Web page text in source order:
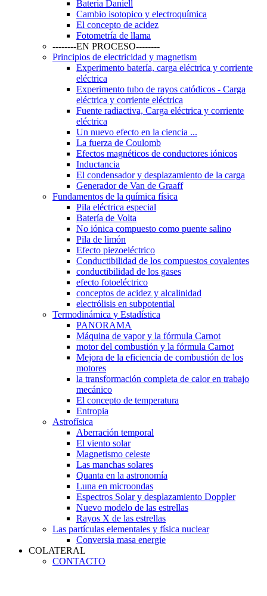
Bateria Daniell
Cambio isotopico y electroquímica
El concepto de acidez
Fotometría de llama
--------EN PROCESO--------
Principios de electricidad y magnetism
Experimento batería, carga eléctrica y corriente
eléctrica
Experimento tubo de rayos catódicos - Carga
eléctrica y corriente eléctrica
Fuente radiactiva, Carga eléctrica y corriente
eléctrica
Un nuevo efecto en la ciencia ...
La fuerza de Coulomb
Efectos magnéticos de conductores iónicos
Inductancia
El condensador y desplazamiento de la carga
Generador de Van de Graaff
Fundamentos de la química física
Pila eléctrica especial
Batería de Volta
No iónica compuesto como puente salino
Pila de limón
Efecto piezoeléctrico
Conductibilidad de los compuestos covalentes
conductibilidad de los gases
efecto fotoeléctrico
conceptos de acidez y alcalinidad
electrólisis en subpotential
Termodinámica y Estadística
PANORAMA
Máquina de vapor y la fórmula Carnot
motor del combustión y la fórmula Carnot
Mejora de la eficiencia de combustión de los
motores
la transformación completa de calor en trabajo
mecánico
El concepto de temperatura
Entropia
Astrofísica
Aberración temporal
El viento solar
Magnetismo celeste
Las manchas solares
Quanta en la astronomía
Luna en microondas
Espectros Solar y desplazamiento Doppler
Nuevo modelo de las estrellas
Rayos X de las estrellas
Las partículas elementales y física nuclear
Conversia masa energie
COLATERAL
CONTACTO